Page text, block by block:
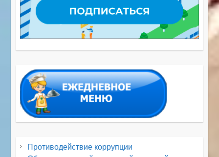
Противодействие коррупции